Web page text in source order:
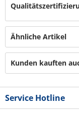
Ähnliche Artikel
Kunden kauften
Service Hotline